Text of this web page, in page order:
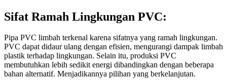
Sifat Ramah Lingkungan PVC:
Pipa PVC limbah terkenal karena sifatnya yang ramah lingkungan.
PVC dapat didaur ulang dengan efisien, mengurangi dampak limbah
plastik terhadap lingkungan. Selain itu, produksi PVC
membutuhkan lebih sedikit energi dibandingkan dengan beberapa
bahan alternatif. Menjadikannya pilihan yang berkelanjutan.